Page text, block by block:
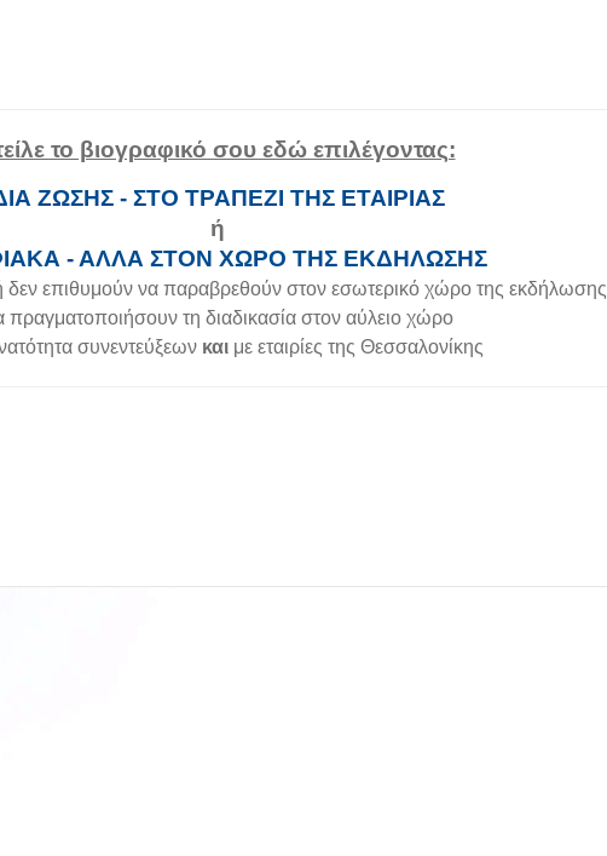
το βιογραφικό σου εδώ επιλέγοντας:
ΖΩΣΗΣ - ΣΤΟ ΤΡΑΠΕΖΙ ΤΗΣ ΕΤΑΙΡΙΑΣ
ή
- ΑΛΛΑ ΣΤΟΝ ΧΩΡΟ ΤΗΣ ΕΚΔΗΛΩΣΗΣ
επιθυμούν να παραβρεθούν στον εσωτερικό χώρο της εκδήλωσης
πραγματοποιήσουν τη διαδικασία στον αύλειο χώρο
συνεντεύξεων και με εταιρίες της Θεσσαλονίκης